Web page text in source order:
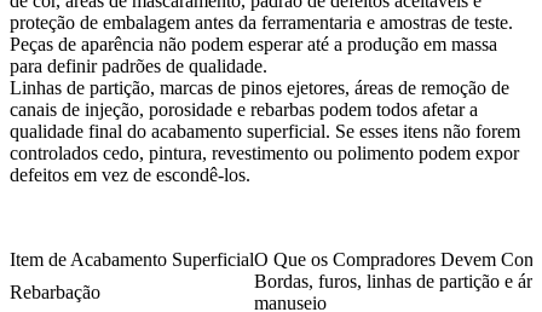
proteção de embalagem antes da ferramentaria e amostras de teste.
Peças de aparência não podem esperar até a produção em massa
para definir padrões de qualidade.
Linhas de partição, marcas de pinos ejetores, áreas de remoção de
canais de injeção, porosidade e rebarbas podem todos afetar a
qualidade final do acabamento superficial. Se esses itens não forem
controlados cedo, pintura, revestimento ou polimento podem expor
defeitos em vez de escondê-los.
Item de Acabamento SuperficialO Que os Compradores Devem
Rebarbação
Bordas, furos, linhas de partição e
manuseio